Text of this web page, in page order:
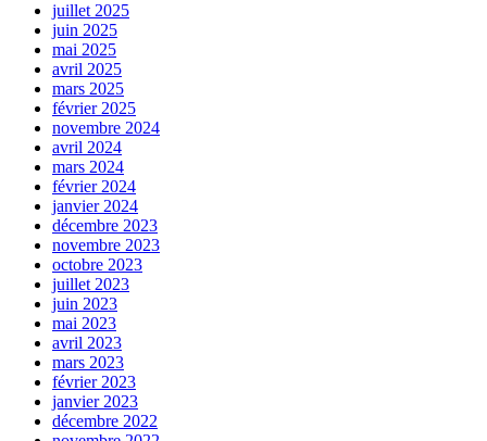
juillet 2025
juin 2025
mai 2025
avril 2025
mars 2025
février 2025
novembre 2024
avril 2024
mars 2024
février 2024
janvier 2024
décembre 2023
novembre 2023
octobre 2023
juillet 2023
juin 2023
mai 2023
avril 2023
mars 2023
février 2023
janvier 2023
décembre 2022